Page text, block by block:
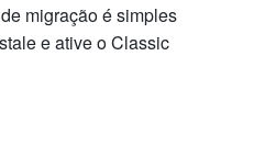
migração é simples
e ative o Classic